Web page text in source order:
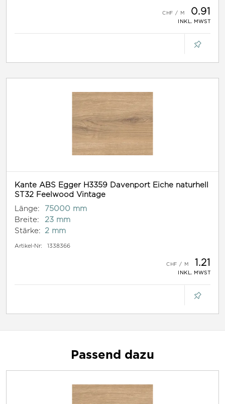
0.91
INKL. MWST
Kante ABS Egger H3359 Davenport Eiche naturhell
ST32 Feelwood Vintage
Länge:
75000 mm
Breite:
23 mm
Stärke:
2 mm
Artikel-Nr: 1338366
1.21
INKL. MWST
Passend dazu